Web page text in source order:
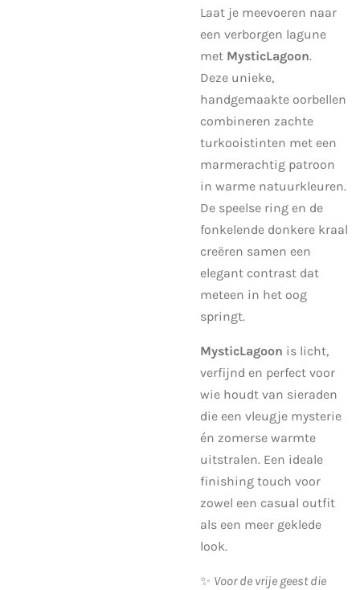
Laat je meevoeren naar
een verborgen lagune
met MysticLagoon.
Deze unieke,
handgemaakte oorbellen
combineren zachte
turkooistinten met een
marmerachtig patroon
in warme natuurkleuren.
De speelse ring en de
fonkelende donkere kraal
creëren samen een
elegant contrast dat
meteen in het oog
springt.
MysticLagoon is licht,
verfijnd en perfect voor
wie houdt van sieraden
die een vleugje mysterie
én zomerse warmte
uitstralen. Een ideale
finishing touch voor
zowel een casual outfit
als een meer geklede
look.
✨ Voor de vrije geest die